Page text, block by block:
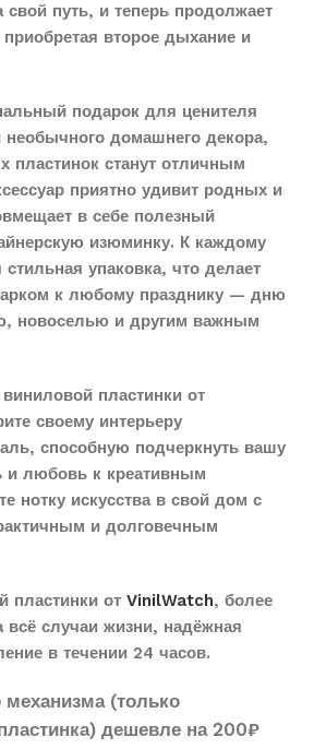
путь, и теперь продолжает
второе дыхание и
подарок для ценителя
домашнего декора,
пластинок станут отличным
приятно удивит родных и
в себе полезный
изюминку. К каждому
стильная упаковка, что делает
к любому празднику — дню
новоселью и другим важным
пластинки от
своему интерьеру
способную подчеркнуть вашу
и любовь к креативным
нотку искусства в свой дом с
и долговечным
пластинки от VinilWatch, более
всё случаи жизни, надёжная
в течении 24 часов.
механизма (только
дешевле на 200₽